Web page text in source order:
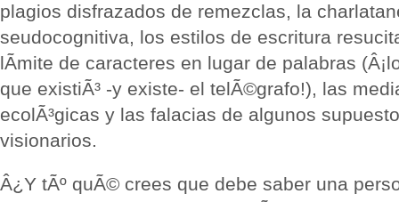
plagios disfrazados de remezclas, la
seudocognitiva, los estilos de escritura
lÃ­mite de caracteres en lugar de palabras
que existiÃ³ -y existe- el telÃ©grafo!), las
ecolÃ³gicas y las falacias de algunos
visionarios.
Â¿Y tÃº quÃ© crees que debe saber una